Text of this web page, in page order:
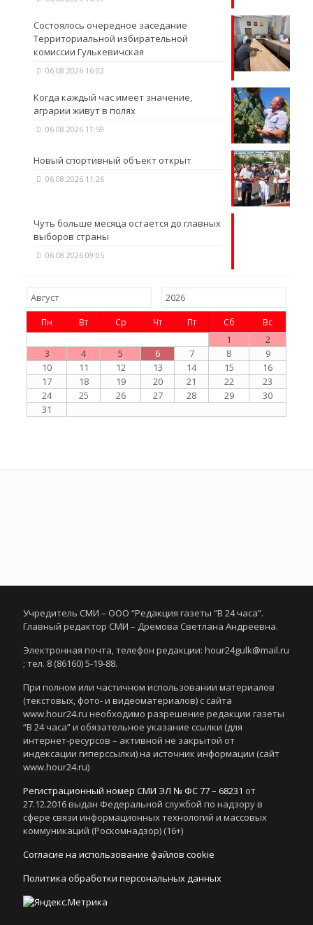
Состоялось очередное заседание
Территориальной избирательной
комиссии Гулькевичская
06.08.2026 16:02
Когда каждый час имеет значение,
аграрии живут в полях
06.08.2026 11:59
Новый спортивный объект открыт
06.08.2026 11:26
Чуть больше месяца остается до главных
выборов страны
06.08.2026 09:05
Пн Вт Ср Чт Пт Сб Вс
1
2
3
4 5 6 7 8
9
10
11 12 13 14 15
16
17
18 19 20 21 22
23
24
25 26 27 28 29
30
31
Учредитель СМИ – ООО “Редакция газеты “В 24 часа”.
Главный редактор СМИ – Дремова Светлана Андреевна.
Электронная почта, телефон редакции: hour24gulk@mail.ru
; тел. 8 (86160) 5-19-88.
При полном или частичном использовании материалов
(текстовых, фото- и видеоматериалов) с сайта
www.hour24.ru необходимо разрешение редакции газеты
“В 24 часа” и обязательное указание ссылки (для
интернет-ресурсов – активной не закрытой от
индексации гиперссылки) на источник информации (сайт
www.hour24.ru)
Регистрационный номер СМИ ЭЛ № ФС 77 – 68231 от
27.12.2016 выдан Федеральной службой по надзору в
сфере связи информационных технологий и массовых
коммуникаций (Роскомнадзор) (16+)
Согласие на использование файлов cookie
Политика обработки персональных данных